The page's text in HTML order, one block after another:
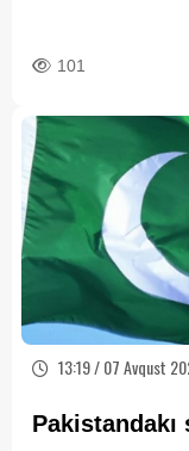
101
13:19 / 07 Avqust